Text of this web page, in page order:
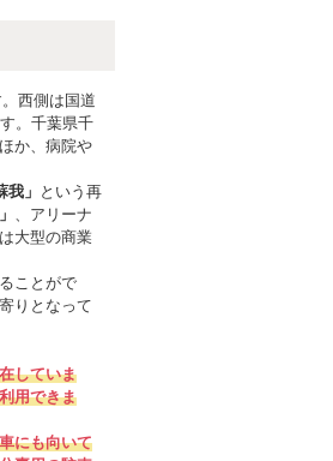
西側は国道
。千葉県千
か、病院や
」
という再
、アリーナ
大型の商業
ことがで
りとなって
していま
用できま
にも向いて